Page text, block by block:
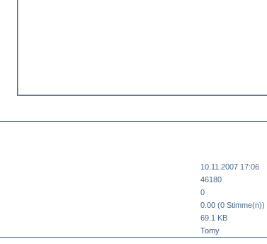
10.11.2007 17:06
46180
0
0.00 (0 Stimme(n))
69.1 KB
Tomy